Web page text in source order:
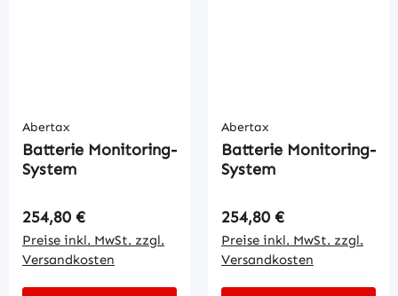
Abertax
Batterie Monitoring-
System
Regulärer Preis:
254,80 €
Preise inkl. MwSt. zzgl.
Versandkosten
Abertax
Batterie Monitoring-
System
Regulärer Preis:
254,80 €
Preise inkl. MwSt. zzgl.
Versandkosten